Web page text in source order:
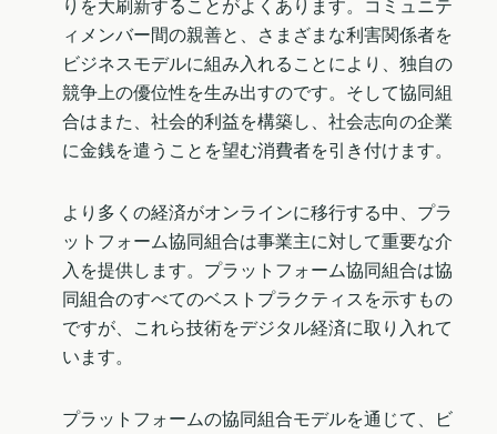
りを大刷新することがよくあります。コミュニテ
ィメンバー間の親善と、さまざまな利害関係者を
ビジネスモデルに組み入れることにより、独自の
競争上の優位性を生み出すのです。そして協同組
合はまた、社会的利益を構築し、社会志向の企業
に金銭を遣うことを望む消費者を引き付けます。
より多くの経済がオンラインに移行する中、プラ
ットフォーム協同組合は事業主に対して重要な介
入を提供します。プラットフォーム協同組合は協
同組合のすべてのベストプラクティスを示すもの
ですが、これら技術をデジタル経済に取り入れて
います。
プラットフォームの協同組合モデルを通じて、ビ